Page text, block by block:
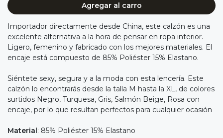
Agregar al carro
Importador directamente desde China, este calzón es una
excelente alternativa a la hora de pensar en ropa interior.
Ligero, femenino y fabricado con los mejores materiales. El
encaje está compuesto de 85% Poliéster 15% Elastano.
Siéntete sexy, segura y a la moda con esta lencería. Este
calzón lo encontrarás desde la talla M hasta la XL, de colores
surtidos Negro, Turquesa, Gris, Salmón Beige, Rosa con
encaje, por lo que resultan perfectos para cualquier ocasión
Material: 85% Poliéster 15% Elastano